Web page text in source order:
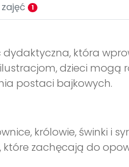
1
dydaktyczna, która
dzieci mogą
postaci bajkowych.
królowie, świnki i
które zachęcają do